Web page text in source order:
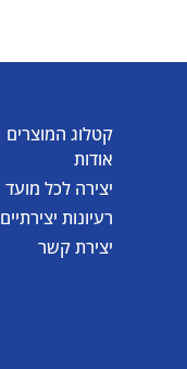
קטלוג המוצרים
אודות
יצירה לכל מועד
רעיונות יצירתיים
יצירת קשר